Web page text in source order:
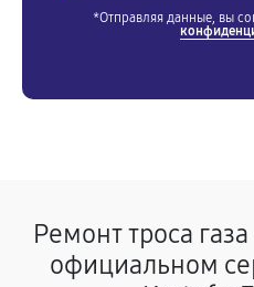
*Отправляя данные, вы
Ремонт троса
официальном